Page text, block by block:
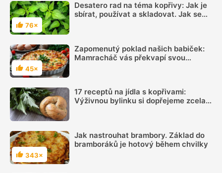
Hodnocení
76×
Desatero rad na téma kopřivy: Jak je
sbírat, používat a skladovat. Jak se
Hodnocení
45×
Zapomenutý poklad našich babiček:
Mamracháč vás překvapí svou
17 receptů na jídla s kopřivami:
Výživnou bylinku si dopřejeme zcela
Hodnocení
343×
Jak nastrouhat brambory. Základ do
bramboráků je hotový během chvilky